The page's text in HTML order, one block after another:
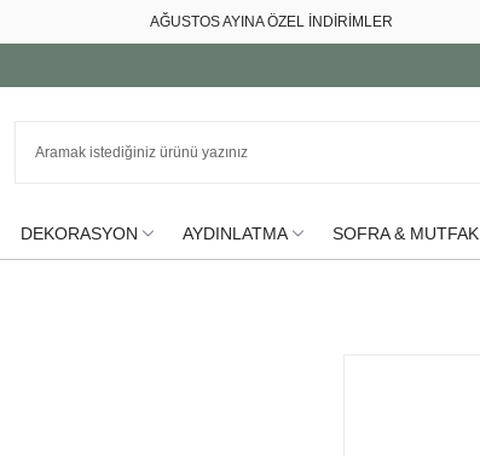
AĞUSTOS AYINA ÖZEL İNDİRİMLER
DEKORASYON AYDINLATMA SOFRA & MUTFAK